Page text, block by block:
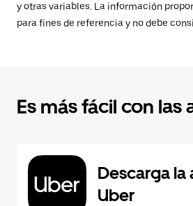
y otras variables. La información
para fines de referencia y no debe
Es más fácil con las
Descarga la
Uber